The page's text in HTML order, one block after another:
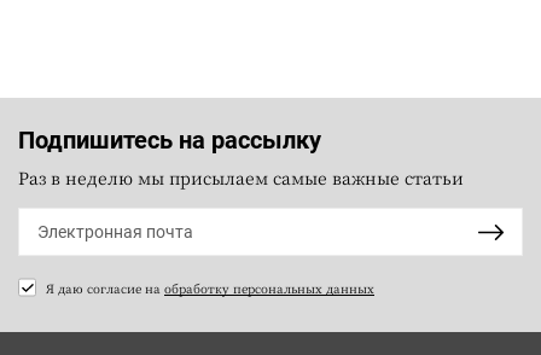
Подпишитесь на рассылку
Раз в неделю мы присылаем самые важные статьи
Я даю согласие на обработку персональных данных